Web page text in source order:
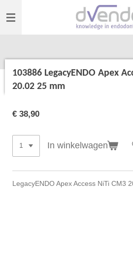
direct
103886 LegacyENDO Apex
20.02 25 mm
€ 38,90
In winkelwagen
LegacyENDO Apex Access NiTi CM3